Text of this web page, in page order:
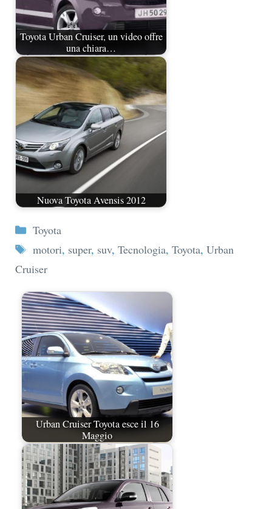
Toyota Urban Cruiser, un video offre
una chiara…
Nuova Toyota Avensis 2012
Categorie
Toyota
Tag
motori, super, suv, Tecnologia, Toyota, Urban
Cruiser
Urban Cruiser Toyota esce il 16
Maggio